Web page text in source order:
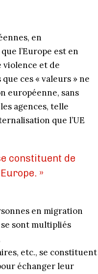
en
l’Europe est en
violence et de
ces « valeurs » ne
européenne, sans
agences, telle
que l’UE
constituent de
»
en migration
sont multipliés
etc., se constituent
échanger leur